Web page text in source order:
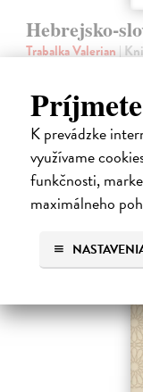
K prevádzke
využívame
funkčnosti,
maximálneho
Hebrejsko-
Trabalka Valerian |
Na sklade
30,94 €
31,90 € ?